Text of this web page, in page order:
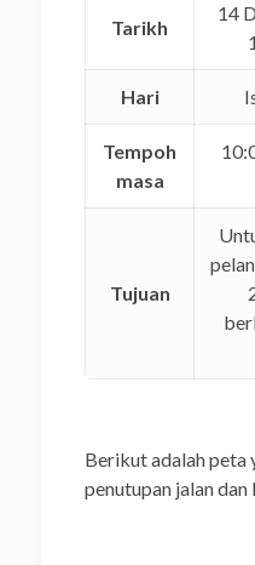
Tarikh
14
Hari
Tempoh
masa
Tujuan
Berikut adalah peta
penutupan jalan